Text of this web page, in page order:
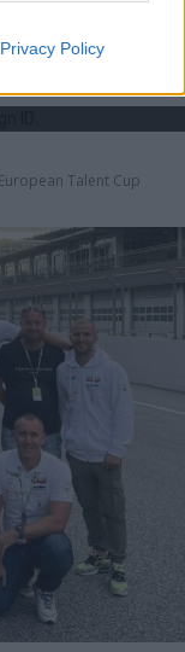
Privacy Policy